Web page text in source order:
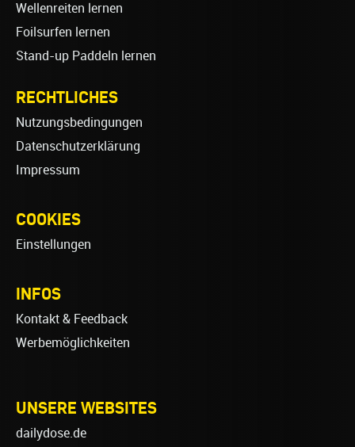
Wellenreiten lernen
Foilsurfen lernen
Stand-up Paddeln lernen
RECHTLICHES
Nutzungsbedingungen
Datenschutzerklärung
Impressum
COOKIES
Einstellungen
INFOS
Kontakt & Feedback
Werbemöglichkeiten
UNSERE WEBSITES
dailydose.de